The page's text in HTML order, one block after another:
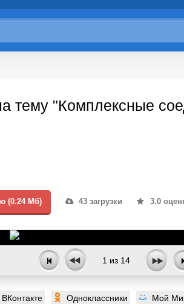
тему "Комплексные
(0.24 Мб) 43 загрузки 3.0
1 из 14
ВКонтакте Одноклассники Мой